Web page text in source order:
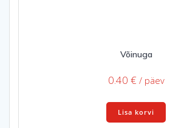
Võinuga
0.40 € / päev
Lisa korvi